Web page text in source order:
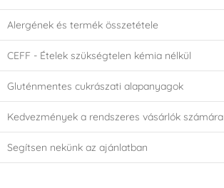
Alergének és termék összetétele
CEFF - Ételek szükségtelen kémia nélkül
Gluténmentes cukrászati alapanyagok
Kedvezmények a rendszeres vásárlók számára
Segítsen nekünk az ajánlatban